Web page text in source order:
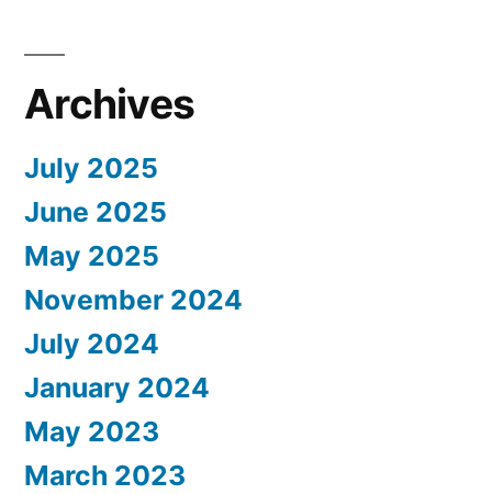
Archives
July 2025
June 2025
May 2025
November 2024
July 2024
January 2024
May 2023
March 2023